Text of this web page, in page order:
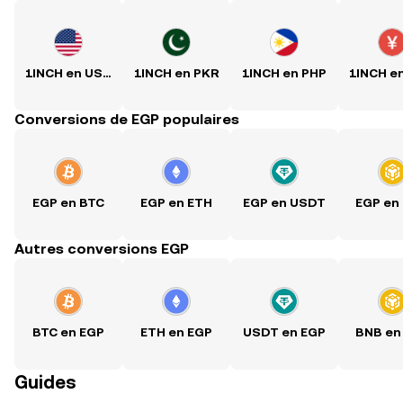
1INCH en USD 1INCH en PKR 1INCH en PHP 1INCH
Conversions de EGP populaires
EGP en BTC EGP en ETH EGP en USDT EGP en
Autres conversions EGP
BTC en EGP ETH en EGP USDT en EGP BNB en
Guides